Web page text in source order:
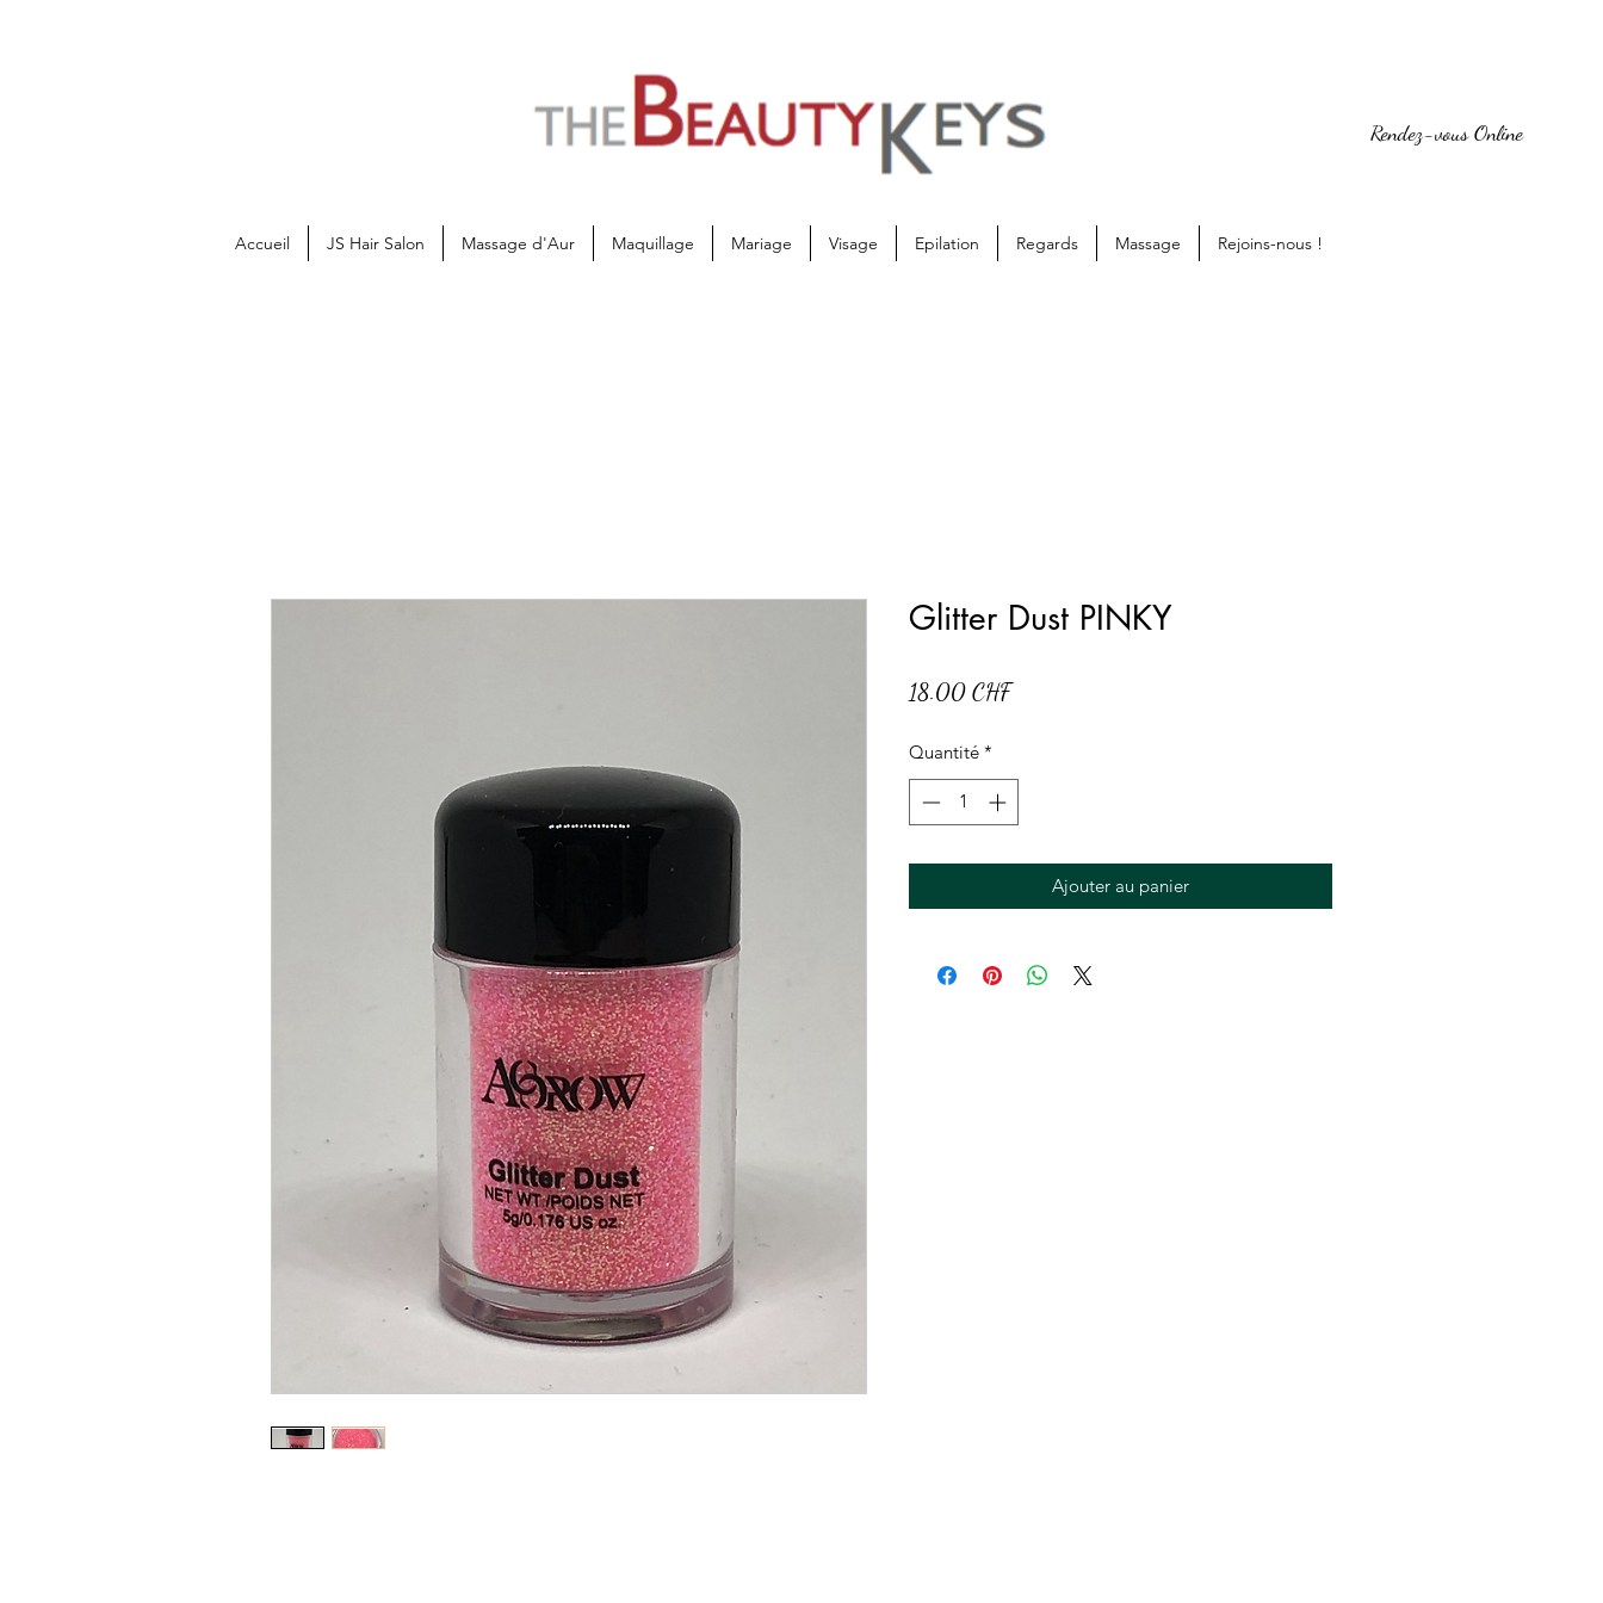
Rendez-vous Online
Accueil JS Hair Salon Massage d'Aur Maquillage Mariage Visage Epilation Regards Massage Rejoins-nous !
Glitter Dust PINKY
18.00 CHFPrix
Quantité *
Ajouter au panier